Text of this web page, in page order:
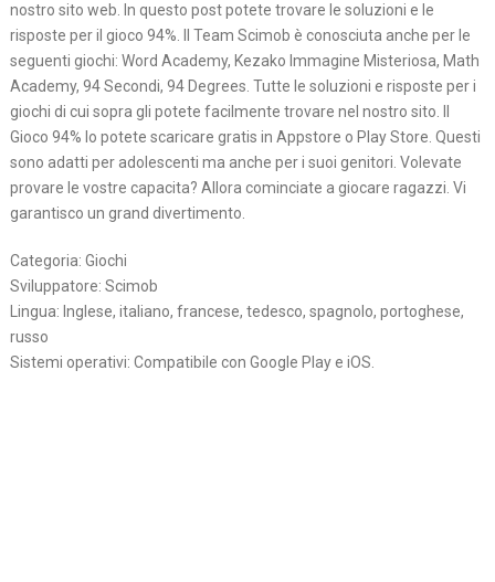
nostro sito web. In questo post potete trovare le soluzioni e le
risposte per il gioco 94%. Il Team Scimob è conosciuta anche per le
seguenti giochi: Word Academy, Kezako Immagine Misteriosa, Math
Academy, 94 Secondi, 94 Degrees. Tutte le soluzioni e risposte per i
giochi di cui sopra gli potete facilmente trovare nel nostro sito. Il
Gioco 94% lo potete scaricare gratis in Appstore o Play Store. Questi
sono adatti per adolescenti ma anche per i suoi genitori. Volevate
provare le vostre capacita? Allora cominciate a giocare ragazzi. Vi
garantisco un grand divertimento.
Categoria: Giochi
Sviluppatore: Scimob
Lingua: Inglese, italiano, francese, tedesco, spagnolo, portoghese,
russo
Sistemi operativi: Compatibile con Google Play e iOS.